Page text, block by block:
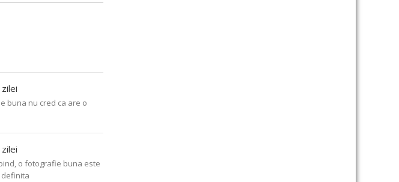
buna nu cred ca are o
o fotografie buna este